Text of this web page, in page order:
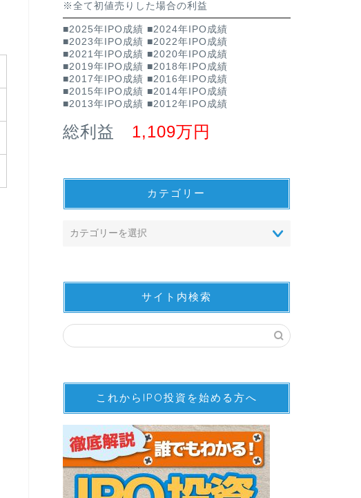
※全て初値売りした場合の利益
■2025年IPO成績 ■2024年IPO成績
■2023年IPO成績 ■2022年IPO成績
■2021年IPO成績 ■2020年IPO成績
■2019年IPO成績 ■2018年IPO成績
■2017年IPO成績 ■2016年IPO成績
■2015年IPO成績 ■2014年IPO成績
■2013年IPO成績 ■2012年IPO成績
総利益 1,109万円
カテゴリー
サイト内検索
これからIPO投資を始める方へ